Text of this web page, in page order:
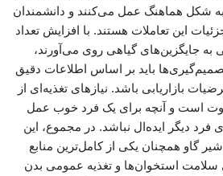
به شکل هماهنگ عمل می‌کنند و دانشمندان
این تعاملات هستند. با افزایش تعداد
به جایگزین‌های گیاهی روی می‌آورند،
باید بر اساس اطلاعات دقیق
بازاریابی باشد. نیازهای تغذیه‌ای از
است و آنچه برای یک فرد خوب عمل
دیگر ایده‌ال نباشد. در مجموع، این
گاو همچنان یکی از کامل‌ترین منابع
سلامت استخوان‌ها و تغذیه عمومی بدن